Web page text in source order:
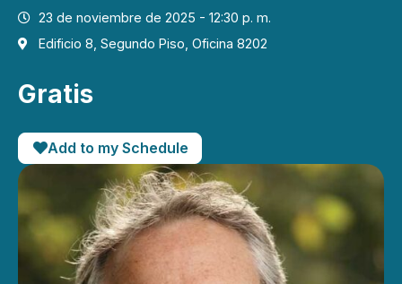
23 de noviembre de 2025 - 12:30 p. m.
Edificio 8, Segundo Piso, Oficina 8202
Gratis
Add to my Schedule